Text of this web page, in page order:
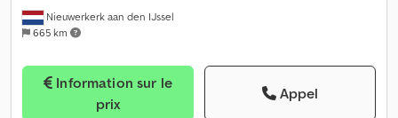
Nieuwerkerk aan den IJssel
665 km
prix
Appel